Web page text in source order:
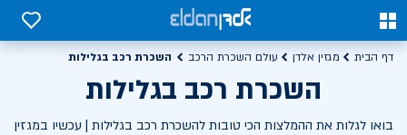
0
0
דף הבית מגזין אלדן עולם השכרת הרכב השכרת רכב בגלילות
השכרת רכב בגלילות
בואו לגלות את ההמלצות הכי טובות להשכרת רכב בגלילות | עכשיו במגזין